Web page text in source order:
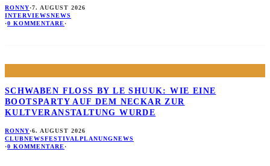
RONNY·7. AUGUST 2026
INTERVIEWSNEWS
·0 KOMMENTARE·
SCHWABEN FLOSS BY LE SHUUK: WIE EINE B
OOTSPARTY AUF DEM NECKAR ZUR K
ULTVERANSTALTUNG WURDE
RONNY·6. AUGUST 2026
CLUBNEWSFESTIVALPLANUNGNEWS
·0 KOMMENTARE·